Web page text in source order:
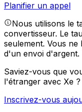
Planifier un appel
Nous utilisons le
convertisseur. Le
seulement. Vous
d'un envoi d'argent.
Saviez-vous que
l'étranger avec Xe ?
Inscrivez-vous